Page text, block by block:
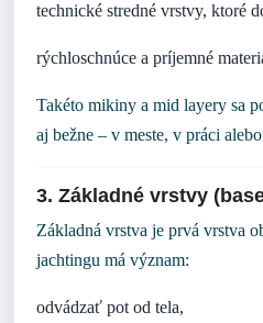
technické stredné vrstvy, ktoré
rýchloschnúce a príjemné
Takéto mikiny a mid layery sa
aj bežne – v meste, v práci
3. Základné vrstvy
Základná vrstva je prvá vrstva
jachtingu má význam:
odvádzať pot od tela,